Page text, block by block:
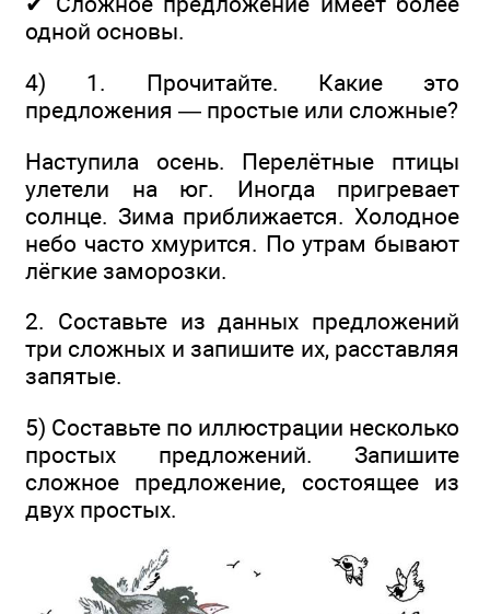
одной основы.
4) 1. Прочитайте. Какие это
предложения — простые или сложные?
Наступила осень. Перелётные птицы
улетели на юг. Иногда пригревает
солнце. Зима приближается. Холодное
небо часто хмурится. По утрам бывают
лёгкие заморозки.
2. Составьте из данных предложений
три сложных и запишите их, расставляя
запятые.
5) Составьте по иллюстрации несколько
простых предложений. Запишите
сложное предложение, состоящее из
двух простых.